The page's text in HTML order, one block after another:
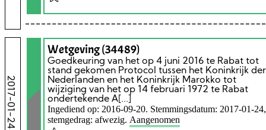
2017-01-24
Wetgeving (34489)
Goedkeuring van het op 4 juni 2016 te Rabat tot
stand gekomen Protocol tussen het Koninkrijk der
Nederlanden en het Koninkrijk Marokko tot
wijziging van het op 14 februari 1972 te Rabat
ondertekende A[...]
Ingediend op: 2016-09-20. Stemmingsdatum: 2017-01-24,
stemgedrag: afwezig. Aangenomen